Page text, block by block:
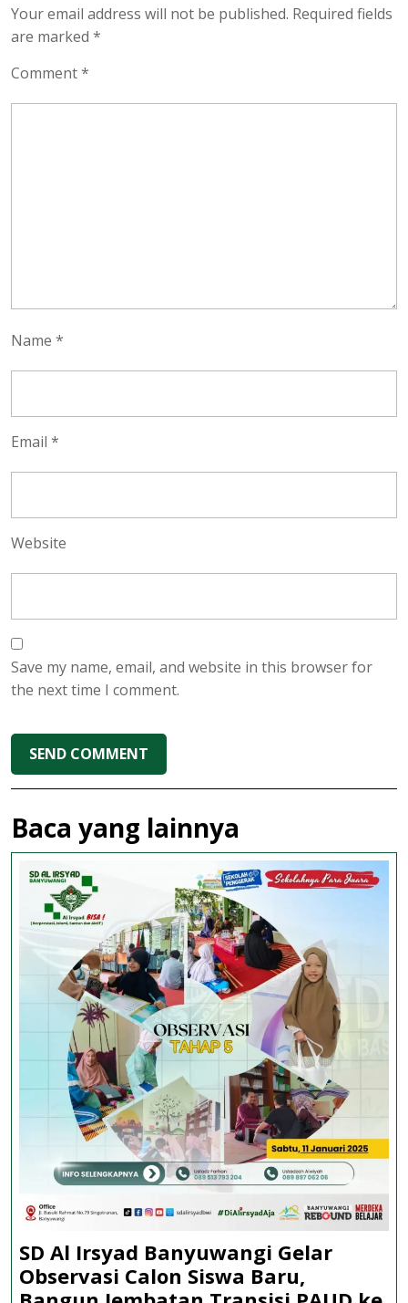
Your email address will not be published. Required fields
are marked *
Comment*
Name *
Email *
Website
Save my name, email, and website in this browser for
the next time I comment.
Baca yang lainnya
SD Al Irsyad Banyuwangi Gelar
Observasi Calon Siswa Baru,